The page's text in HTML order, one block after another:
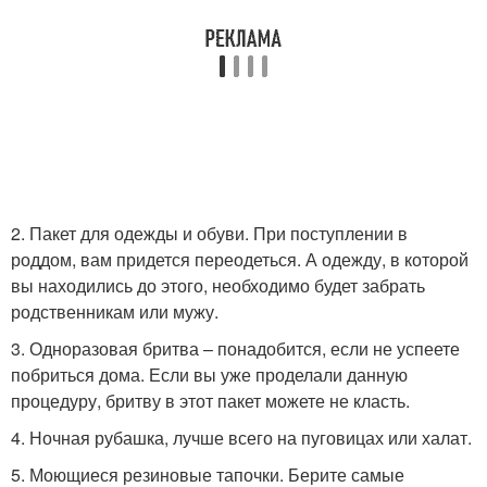
2. Пакет для одежды и обуви. При поступлении в
роддом, вам придется переодеться. А одежду, в которой
вы находились до этого, необходимо будет забрать
родственникам или мужу.
3. Одноразовая бритва – понадобится, если не успеете
побриться дома. Если вы уже проделали данную
процедуру, бритву в этот пакет можете не класть.
4. Ночная рубашка, лучше всего на пуговицах или халат.
5. Моющиеся резиновые тапочки. Берите самые